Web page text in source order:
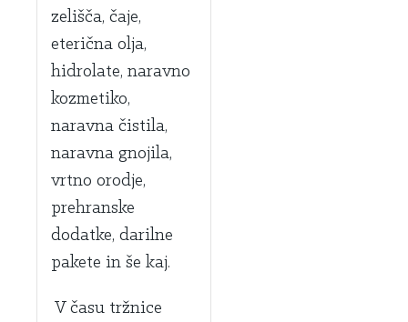
zelišča, čaje,
eterična olja,
hidrolate, naravno
kozmetiko,
naravna čistila,
naravna gnojila,
vrtno orodje,
prehranske
dodatke, darilne
pakete in še kaj.
V času tržnice